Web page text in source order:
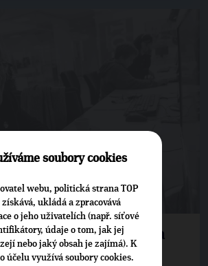
a politici telefonují za
soubory cookies
webu, politická strana TOP
získává, ukládá a zpracovává
o jeho uživatelích (např. síťové
údaje o tom, jak jej
nebo jaký obsah je zajímá). K
účelu využívá soubory cookies.